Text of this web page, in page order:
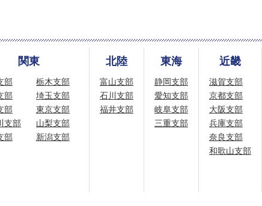
関東
部
栃木支部
部
埼玉支部
部
東京支部
支部
山梨支部
部
新潟支部
北陸
富山支部
石川支部
福井支部
東海
静岡支部
愛知支部
岐阜支部
三重支部
近畿
滋賀支部
京都支部
大阪支部
兵庫支部
奈良支部
和歌山支部